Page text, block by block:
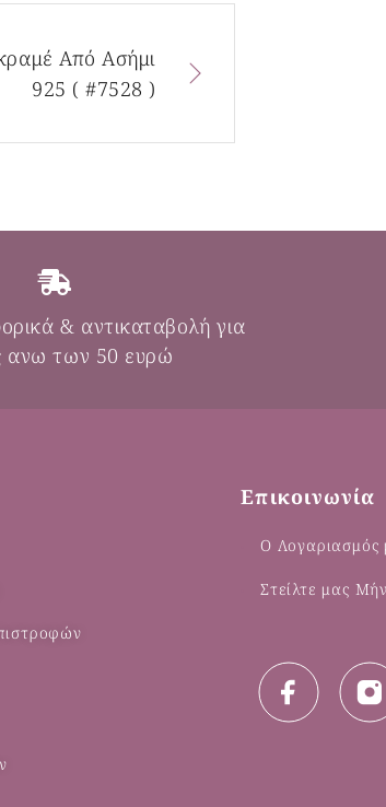
Από Ασήμι
925 ( #7528 )
& αντικαταβολή για
ανω των 50 ευρώ
Επικοινωνία
Ο Λογαριασμός
Στείλτε μας